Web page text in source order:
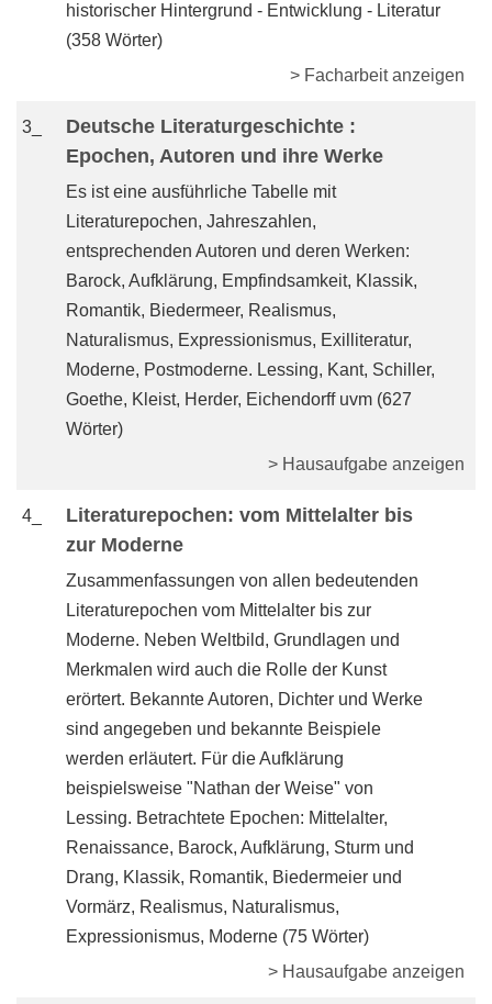
historischer Hintergrund - Entwicklung - Literatur
(358 Wörter)
> Facharbeit anzeigen
3_
Deutsche Literaturgeschichte :
Epochen, Autoren und ihre Werke
Es ist eine ausführliche Tabelle mit
Literaturepochen, Jahreszahlen,
entsprechenden Autoren und deren Werken:
Barock, Aufklärung, Empfindsamkeit, Klassik,
Romantik, Biedermeer, Realismus,
Naturalismus, Expressionismus, Exilliteratur,
Moderne, Postmoderne. Lessing, Kant, Schiller,
Goethe, Kleist, Herder, Eichendorff uvm (627
Wörter)
> Hausaufgabe anzeigen
4_
Literaturepochen: vom Mittelalter bis
zur Moderne
Zusammenfassungen von allen bedeutenden
Literaturepochen vom Mittelalter bis zur
Moderne. Neben Weltbild, Grundlagen und
Merkmalen wird auch die Rolle der Kunst
erörtert. Bekannte Autoren, Dichter und Werke
sind angegeben und bekannte Beispiele
werden erläutert. Für die Aufklärung
beispielsweise "Nathan der Weise" von
Lessing. Betrachtete Epochen: Mittelalter,
Renaissance, Barock, Aufklärung, Sturm und
Drang, Klassik, Romantik, Biedermeier und
Vormärz, Realismus, Naturalismus,
Expressionismus, Moderne (75 Wörter)
> Hausaufgabe anzeigen